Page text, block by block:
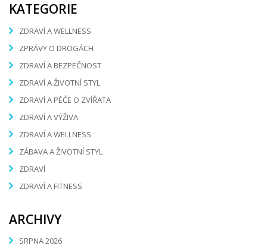
KATEGORIE
ZDRAVÍ A WELLNESS
ZPRÁVY O DROGÁCH
ZDRAVÍ A BEZPEČNOST
ZDRAVÍ A ŽIVOTNÍ STYL
ZDRAVÍ A PÉČE O ZVÍŘATA
ZDRAVÍ A VÝŽIVA
ZDRAVÍ A WELLNESS
ZÁBAVA A ŽIVOTNÍ STYL
ZDRAVÍ
ZDRAVÍ A FITNESS
ARCHIVY
SRPNA 2026